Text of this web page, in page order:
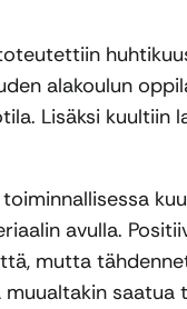
alakoulun
Lisäksi
avulla.
mutta
saatua